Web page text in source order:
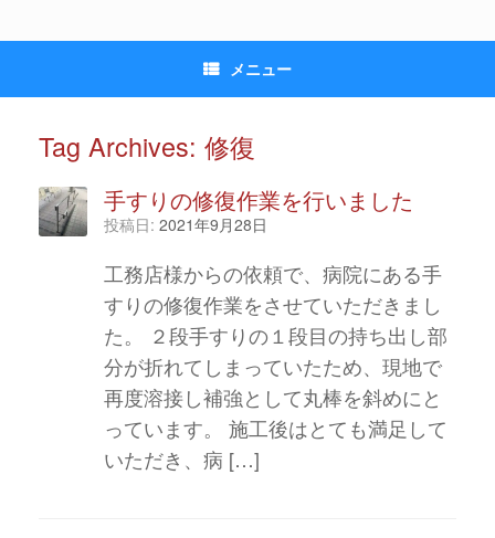
メニュー
Tag Archives: 修復
手すりの修復作業を行いました
投稿日: 2021年9月28日
工務店様からの依頼で、病院にある手
すりの修復作業をさせていただきまし
た。 ２段手すりの１段目の持ち出し部
分が折れてしまっていたため、現地で
再度溶接し補強として丸棒を斜めにと
っています。 施工後はとても満足して
いただき、病 […]